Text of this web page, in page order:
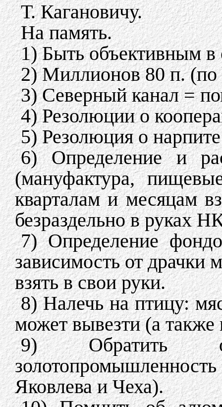
Т. Кагановичу.
На память.
1) Быть объективным
2) Миллионов 80 п. (по
3) Северный канал =
4) Резолюции о
5) Резолюция о
6) Определение и
(мануфактура,
кварталам и месяцам
безраздельно в руках
7) Определение
зависимость от
взять в свои руки.
8) Налечь на птицу:
может вывезти (а также
9) Обратить
Яковлева и Чеха).